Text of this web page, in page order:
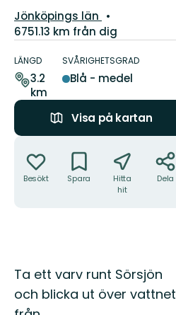
Län:
Jönköpings län
6751.13 km från dig
om
leden
LÄNGD
3.2
km
SVÅRIGHETSGRAD
Blå - medel
Visa på kartan
Besökt Spara
Hitta
hit
Dela
Beskrivning
Ta ett varv runt Sörsjön
och blicka ut över vattnet